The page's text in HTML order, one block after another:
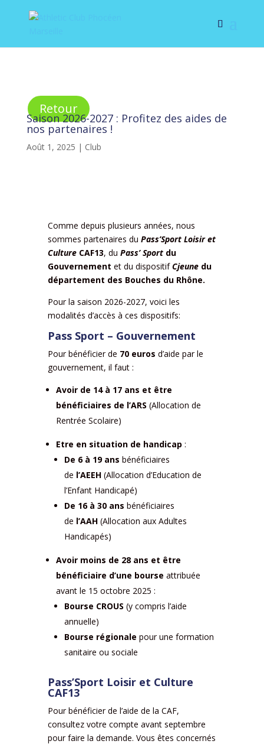
Retour
Saison 2026-2027 : Profitez des aides de
nos partenaires !
Août 1, 2025 | Club
Comme depuis plusieurs années, nous
sommes partenaires du Pass’Sport Loisir et
CultureCAF13, du Pass’ Sportdu
Gouvernement et du dispositifCjeunedu
département des Bouches du Rhône.
Pour la saison 2026-2027, voici les
modalités d’accès à ces dispositifs:
Pass Sport – Gouvernement
Pour bénéficier de 70 euros d’aide par le
gouvernement, il faut :
Avoir de 14 à 17 ans et être
bénéficiaires de l’ARS (Allocation de
Rentrée Scolaire)
Etre en situation de handicap :
De 6 à 19 ans bénéficiaires
de l’AEEH (Allocation d’Education de
l’Enfant Handicapé)
De 16 à 30 ans bénéficiaires
de l’AAH (Allocation aux Adultes
Handicapés)
Avoir moins de 28 ans et être
bénéficiaire d’une bourse attribuée
avant le 15 octobre 2025 :
Bourse CROUS (y compris l’aide
annuelle)
Bourse régionale pour une formation
sanitaire ou sociale
Pass’Sport Loisir et Culture
CAF13
Pour bénéficier de l’aide de la CAF,
consultez votre compte avant septembre
pour faire la demande. Vous êtes concernés